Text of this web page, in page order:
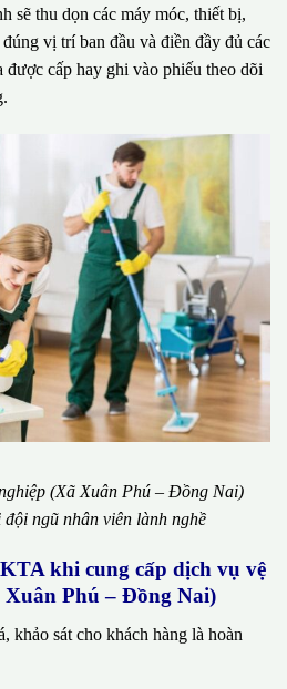
sẽ thu dọn các máy móc, thiết bị,
vị trí ban đầu và điền đầy đủ các
cấp hay ghi vào phiếu theo dõi
(Xã Xuân Phú – Đồng Nai)
ngũ nhân viên lành nghề
khi cung cấp dịch vụ vệ
Xuân Phú – Đồng Nai)
khảo sát cho khách hàng là hoàn